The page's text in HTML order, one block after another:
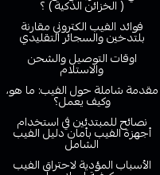
( الخزائن الذكية ) ؟
فوائد الفيب الكتروني مقارنة
بلتدخين والسجائر التقليدي
اوقات التوصيل والشحن
والاستلام
مقدمة شاملة حول الفيب: ما هو،
وكيف يعمل؟
نصائح للمبتدئين في استخدام
أجهزة الفيب بأمان دليل الفيب
الشامل
الأسباب المؤدية لاحتراق الفيب